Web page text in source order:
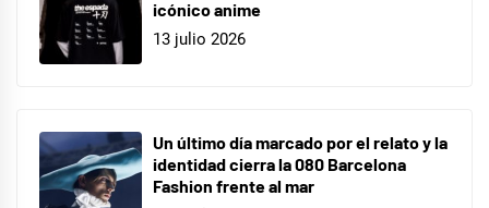
icónico anime
13 julio 2026
Un último día marcado por el relato y la
identidad cierra la 080 Barcelona
Fashion frente al mar